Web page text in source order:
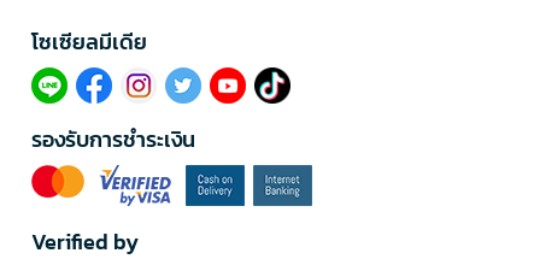
โซเซียลมีเดีย​
รองรับการชำระเงิน
Verified by